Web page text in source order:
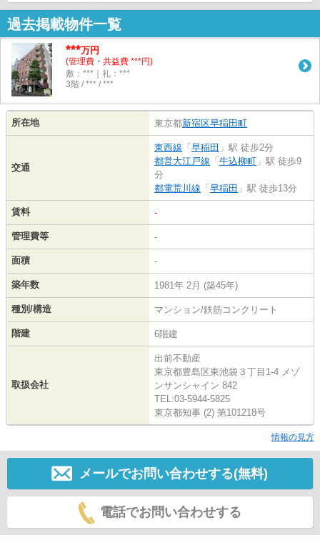
過去掲載物件一覧
***万円
(管理費・共益費 ***円)
敷：***｜礼：***
3階 / *** / ***
所在地 東京都新宿区早稲田町
交通
東西線 「 早稲田 」駅 徒歩2分
都営大江戸線 「 牛込柳町 」駅 徒歩9
分
都電荒川線 「 早稲田 」駅 徒歩13分
賃料 -
管理費等 -
面積 -
築年数 1981年 2月 (築45年)
種別/構造 マンション/鉄筋コンクリート
階建 6階建
取扱会社
出前不動産
東京都豊島区東池袋３丁目1-4 メゾ
ンサンシャイン 842
TEL:03-5944-5825
東京都知事 (2) 第101218号
情報の見方
メールでお問い合わせする(無料)
電話でお問い合わせする